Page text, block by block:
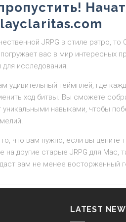
JRPG в стиле рэтро, то
вас в мир интересных
исследования.
удивительный геймплей, где
ход битвы. Вы сможете
уникальными навыками, чтобы
то, что вам нужно, если вы
на другие старые JRPG для Mac,
даст вам не менее восторженный
LATEST